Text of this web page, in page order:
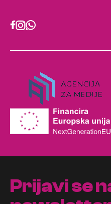
Prijavi se